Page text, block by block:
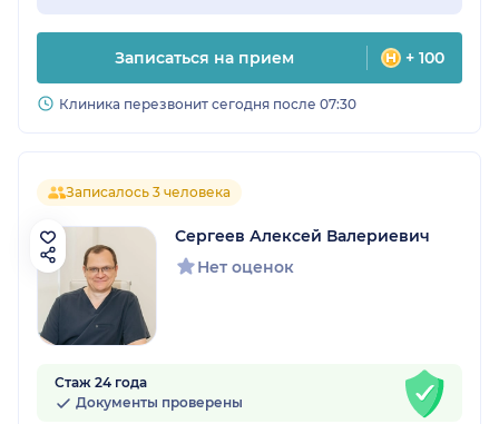
Записаться на прием + 100
Клиника перезвонит сегодня после 07:30
Записалось 3 человека
Сергеев Алексей Валериевич
Нет оценок
Стаж 24 года
Документы проверены